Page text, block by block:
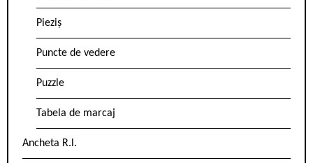
Pieziș
Puncte de vedere
Puzzle
Tabela de marcaj
Ancheta R.l.